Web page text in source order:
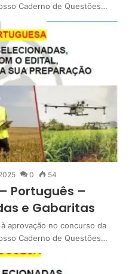
Caderno de Questões…
0 54
Português –
e Gabaritas
aprovação no concurso da
Caderno de Questões…